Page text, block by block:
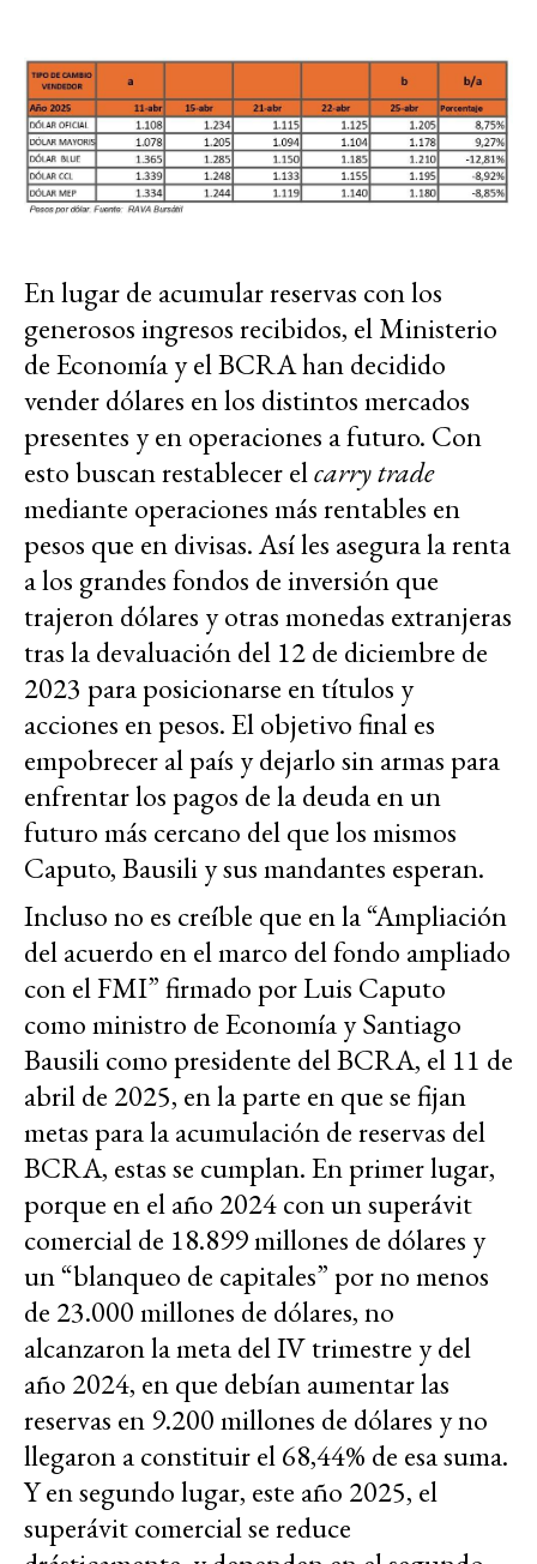
En lugar de acumular reservas con los
generosos ingresos recibidos, el Ministerio
de Economía y el BCRA han decidido
vender dólares en los distintos mercados
presentes y en operaciones a futuro. Con
esto buscan restablecer elcarry trade
mediante operaciones más rentables en
pesos que en divisas. Así les asegura la renta
a los grandes fondos de inversión que
trajeron dólares y otras monedas extranjeras
tras la devaluación del 12 de diciembre de
2023 para posicionarse en títulos y
acciones en pesos. El objetivo final es
empobrecer al país y dejarlo sin armas para
enfrentar los pagos de la deuda en un
futuro más cercano del que los mismos
Caputo, Bausili y sus mandantes esperan.
Incluso no es creíble que en la “Ampliación
del acuerdo en el marco del fondo ampliado
con el FMI” firmado por Luis Caputo
como ministro de Economía y Santiago
Bausili como presidente del BCRA, el 11 de
abril de 2025, en la parte en que se fijan
metas para la acumulación de reservas del
BCRA, estas se cumplan. En primer lugar,
porque en el año 2024 con un superávit
comercial de 18.899 millones de dólares y
un “blanqueo de capitales” por no menos
de 23.000 millones de dólares, no
alcanzaron la meta del IV trimestre y del
año 2024, en que debían aumentar las
reservas en 9.200 millones de dólares y no
llegaron a constituir el 68,44% de esa suma.
Y en segundo lugar, este año 2025, el
superávit comercial se reduce